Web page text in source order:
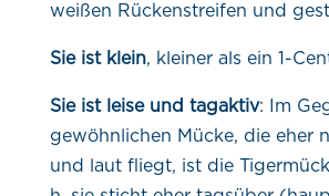
weißen Rückenstreifen und
Sie ist klein, kleiner als ein 1-
Sie ist leise und tagaktiv: Im
gewöhnlichen Mücke, die eher
und laut fliegt, ist die